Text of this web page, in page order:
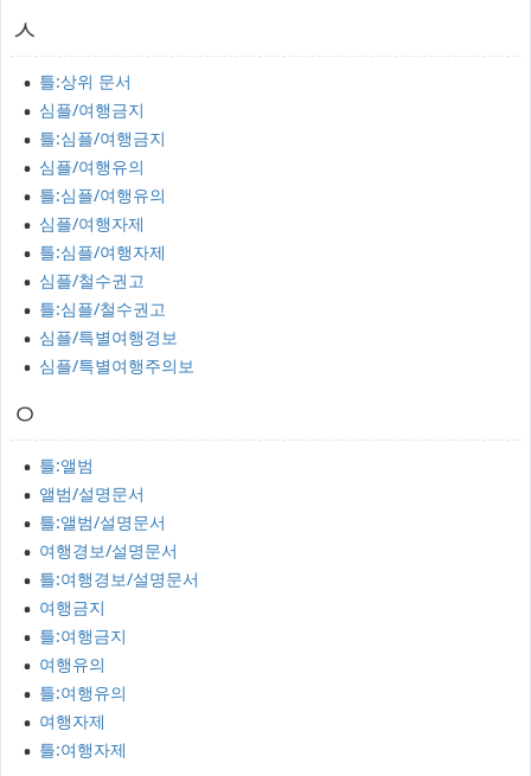
ㅅ
틀:상위 문서
심플/여행금지
틀:심플/여행금지
심플/여행유의
틀:심플/여행유의
심플/여행자제
틀:심플/여행자제
심플/철수권고
틀:심플/철수권고
심플/특별여행경보
심플/특별여행주의보
ㅇ
틀:앨범
앨범/설명문서
틀:앨범/설명문서
여행경보/설명문서
틀:여행경보/설명문서
여행금지
틀:여행금지
여행유의
틀:여행유의
여행자제
틀:여행자제